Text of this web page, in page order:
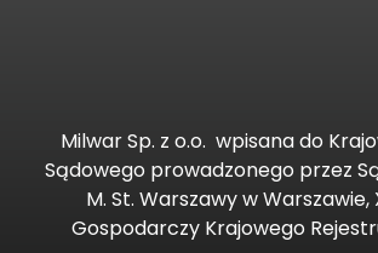
Milwar Sp. z o.o. wpisana do
Sądowego prowadzonego przez
M. St. Warszawy w Warszawie,
Gospodarczy Krajowego